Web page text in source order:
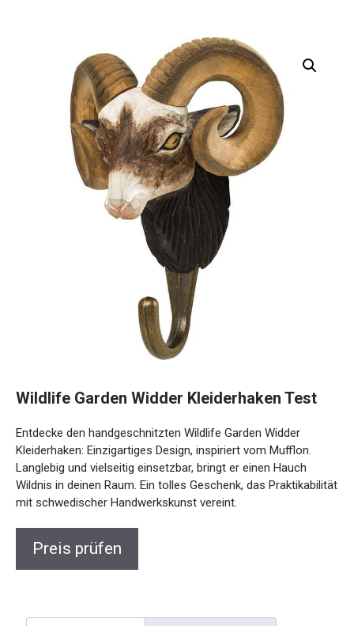
Wildlife Garden Widder Kleiderhaken Test
Entdecke den handgeschnitzten Wildlife Garden Widder
Kleiderhaken: Einzigartiges Design, inspiriert vom Mufflon.
Langlebig und vielseitig einsetzbar, bringt er einen Hauch
Wildnis in deinen Raum. Ein tolles Geschenk, das Praktikabilität
mit schwedischer Handwerkskunst vereint.
Preis prüfen